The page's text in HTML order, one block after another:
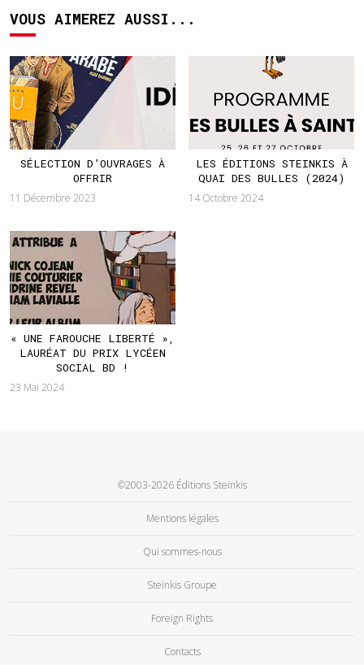
VOUS AIMEREZ AUSSI...
SÉLECTION D’OUVRAGES À
OFFRIR
11 Décembre 2023
LES ÉDITIONS STEINKIS À
QUAI DES BULLES (2024)
14 Octobre 2024
« UNE FAROUCHE LIBERTÉ »,
LAURÉAT DU PRIX LYCÉEN
SOCIAL BD !
23 Mai 2024
©2003-2026 Éditions Steinkis
Mentions légales
Qui sommes-nous
Steinkis Groupe
Foreign Rights
Contacts